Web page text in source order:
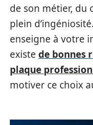
de son métier, du
plein
enseigne à votre
existe de bonnes
plaque
motiver ce choix